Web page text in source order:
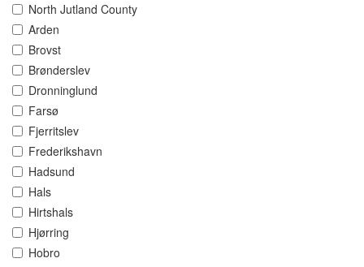
North Jutland County
Arden
Brovst
Brønderslev
Dronninglund
Farsø
Fjerritslev
Frederikshavn
Hadsund
Hals
Hirtshals
Hjørring
Hobro